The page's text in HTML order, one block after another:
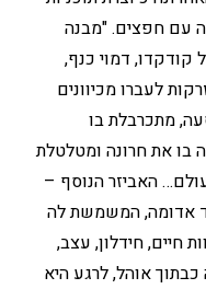
עם חפצים. "מבנה
דמוי כנף,
לעברו מכיוונים
מתכרבלת בו
בו את חרונה ומטלטלת
האביזר הנוסף –
אדומה, המשמשת לה
חיים, חידלון, עצב,
אוהל, לרגע היא